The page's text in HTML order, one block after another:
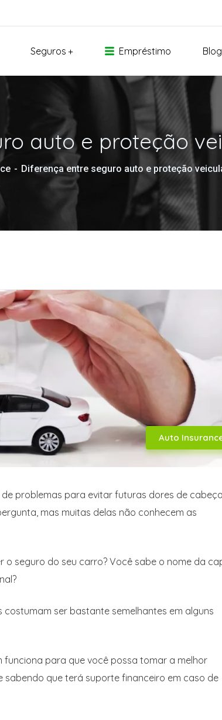
Seguros Empréstimo Blog
auto e proteção
Diferença entre seguro auto e proteção
Auto
problemas para evitar futuras dores de cabeça,
mas muitas delas não conhecem as
seguro do seu carro? Você sabe o nome da
ser bastante semelhantes em alguns
para que você possa tomar a melhor
sabendo que terá suporte financeiro em caso de